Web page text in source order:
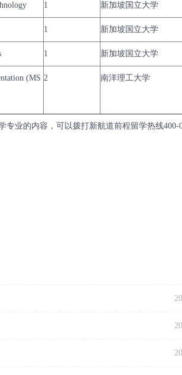
1 新加坡国立大学
1 新加坡国立大学
1 新加坡国立大学
(MS 2 南洋理工大学
业的内容，可以拨打新航道前程留学热线400-